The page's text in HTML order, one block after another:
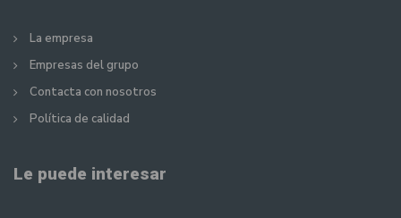
La empresa
Empresas del grupo
Contacta con nosotros
Política de calidad
Le puede interesar